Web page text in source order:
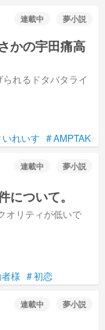
連載中 夢小説
かの宇田痛高
れるドタバタライ
いれいす #
連載中 夢小説
ついて。
オリティが低いで
様 #初恋
連載中 夢小説